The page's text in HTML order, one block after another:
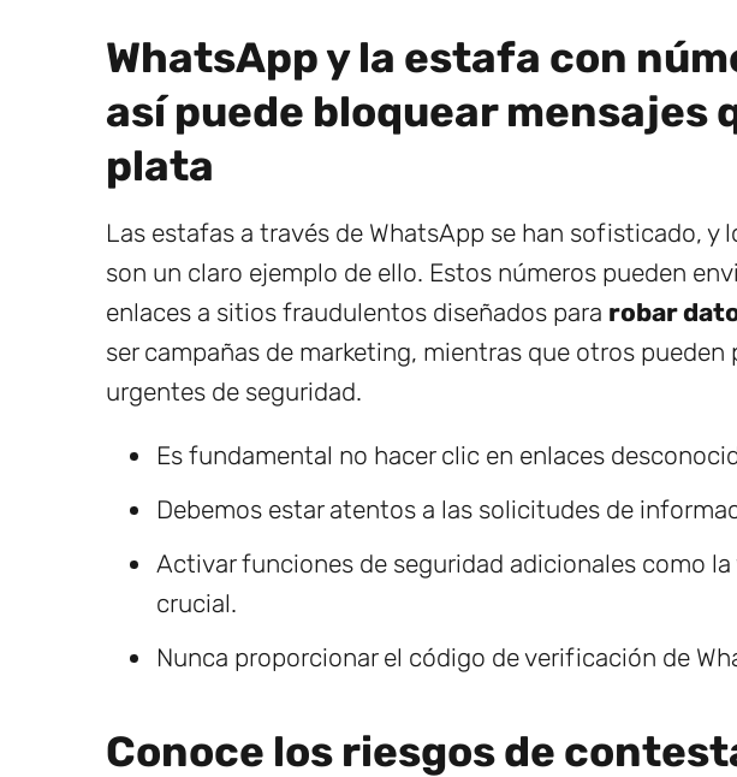
WhatsApp y la estafa con
así puede bloquear mensajes
plata
Las estafas a través de WhatsApp se han sofisticado, y
son un claro ejemplo de ello. Estos números pueden
enlaces a sitios fraudulentos diseñados para robar
ser campañas de marketing, mientras que otros
urgentes de seguridad.
Es fundamental no hacer clic en enlaces
Debemos estar atentos a las solicitudes de
Activar funciones de seguridad adicionales como
crucial.
Nunca proporcionar el código de verificación de
Conoce los riesgos de